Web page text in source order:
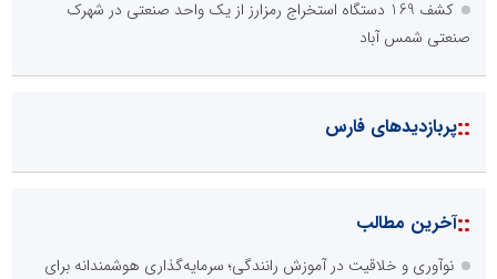
کشف 169 دستگاه استخراج رمزارز از یک واحد صنعتی در شهرک
صنعتی شمس آباد
::پربازدیدهای فارس
::آخرین مطالب
نوآوری و خلاقیت در آموزش رانندگی؛ سرمایه‌گذاری هوشمندانه برای